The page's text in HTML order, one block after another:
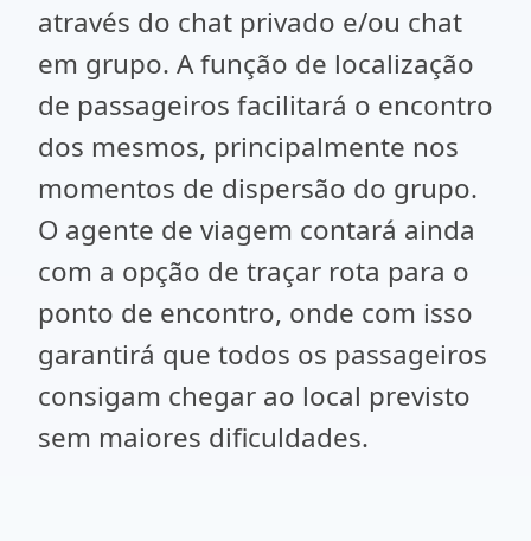
através do chat privado e/ou chat
em grupo. A função de localização
de passageiros facilitará o encontro
dos mesmos, principalmente nos
momentos de dispersão do grupo.
O agente de viagem contará ainda
com a opção de traçar rota para o
ponto de encontro, onde com isso
garantirá que todos os passageiros
consigam chegar ao local previsto
sem maiores dificuldades.